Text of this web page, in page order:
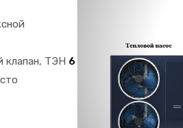
клапан, ТЭН 6